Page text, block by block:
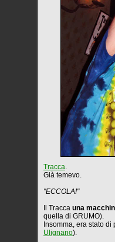
Tracca.
Già temevo.
"ECCOLA!"
Il Tracca una
quella di GRUMO).
Insomma, era stato di
Ulignano).